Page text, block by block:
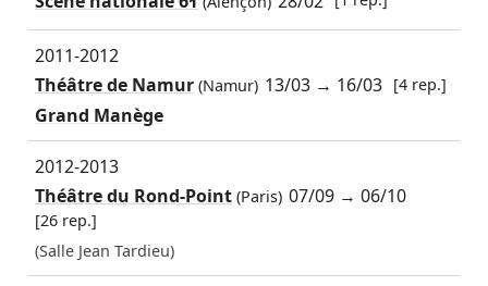
2011-2012
Théâtre de Namur(Namur) 13/03 → 16/03 [4 rep.]
Grand Manège
2012-2013
Théâtre du Rond-Point(Paris) 07/09 →06/10
[26 rep.]
(Salle Jean Tardieu)